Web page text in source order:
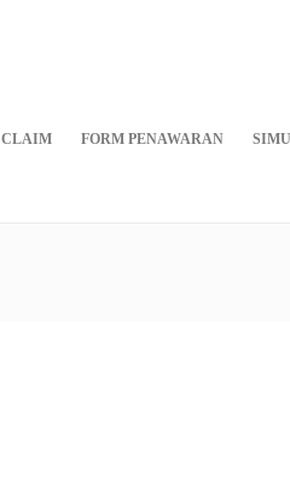
CLAIM FORM PENAWARAN